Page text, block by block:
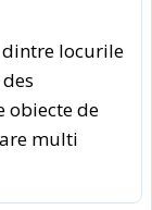
dintre locurile
obiecte de
multi